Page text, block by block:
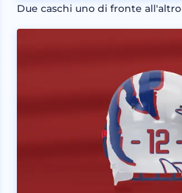
Due caschi uno di fronte all'altro